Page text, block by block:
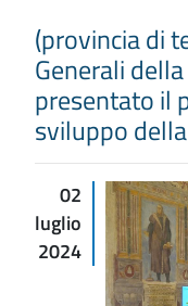
(provincia di
Generali
presentato il
sviluppo
02
luglio
2024